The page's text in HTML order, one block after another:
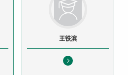
王铁滨